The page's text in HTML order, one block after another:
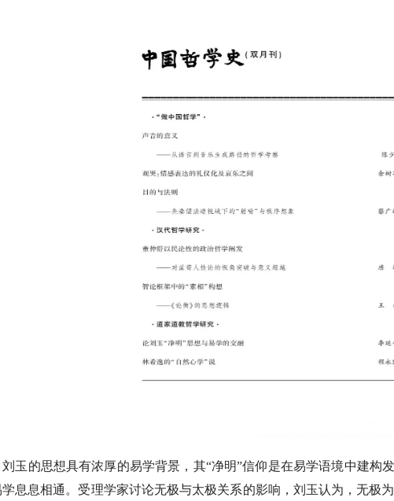
玉的思想具有浓厚的易学背景，其“净明”信仰是在易学语境中建构
息息相通。受理学家讨论无极与太极关系的影响，刘玉认为，无极